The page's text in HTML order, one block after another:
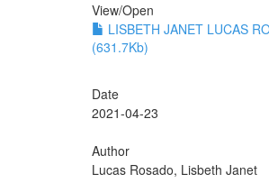
View/Open
LISBETH JANET LUCAS
(631.7Kb)
Date
2021-04-23
Author
Lucas Rosado, Lisbeth Janet